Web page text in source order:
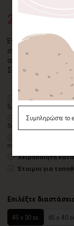
27,95€
Ένας χαριτωμένος
συννεφάκι του. Αν
αυτά τα μυθικά
Σύννεφο" είναι μια
100%
ξυλείας
Οικολογική
διαλύτες και οσμές
πολλές επιλογές
Χειροποίητη
Έτοιμοι για
Επιλέξτε
45 x 30 εκ. 65 x 40